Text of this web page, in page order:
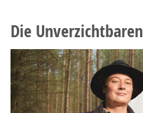
Die Unverzichtbaren